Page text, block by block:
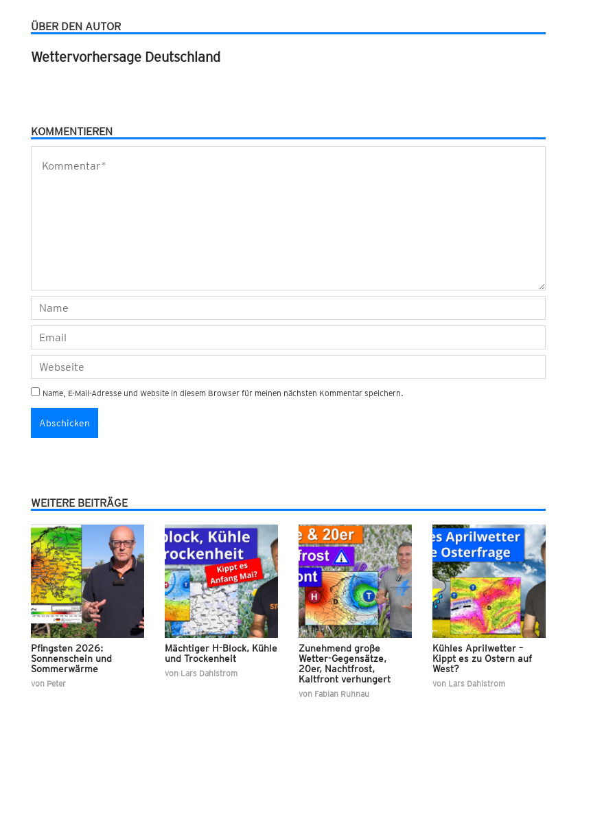
ÜBER DEN AUTOR
Wettervorhersage Deutschland
KOMMENTIEREN
Name, E-Mail-Adresse und Website in diesem Browser für meinen nächsten Kommentar speichern.
WEITERE BEITRÄGE
Pfingsten 2026:
Sonnenschein und
Sommerwärme
von Peter
Mächtiger H-Block, Kühle
und Trockenheit
von Lars Dahlstrom
Zunehmend große
Wetter-Gegensätze,
20er, Nachtfrost,
Kaltfront verhungert
von Fabian Ruhnau
Kühles Aprilwetter –
Kippt es zu Ostern auf
West?
von Lars Dahlstrom